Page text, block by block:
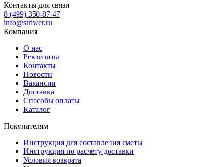
Контакты для связи
8 (499) 350-87-47
info@striwer.ru
Компания
О нас
Реквизиты
Контакты
Новости
Вакансии
Доставка
Способы оплаты
Каталог
Покупателям
Инструкция для составления сметы
Инструкция по расчету доставки
Условия возврата